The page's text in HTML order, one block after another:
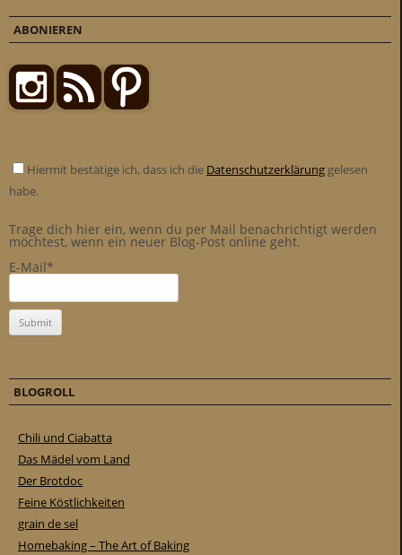
ABONIEREN
Hiermit bestätige ich, dass ich die Datenschutzerklärung gelesen
habe.
Trage dich hier ein, wenn du per Mail benachrichtigt werden
möchtest, wenn ein neuer Blog-Post online geht.
E-Mail*
BLOGROLL
Chili und Ciabatta
Das Mädel vom Land
Der Brotdoc
Feine Köstlichkeiten
grain de sel
Homebaking – The Art of Baking